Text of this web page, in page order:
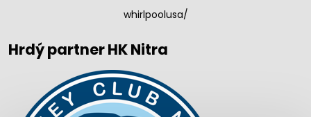
whirlpoolusa/
Hrdý partner HK Nitra